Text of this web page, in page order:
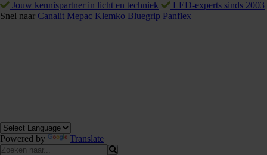
Jouw kennispartner in licht en techniek LED-experts sinds 2003
Snel naar Canalit Mepac Klemko Bluegrip Panflex
Powered by Translate